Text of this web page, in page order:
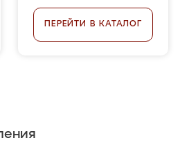
ПЕРЕЙТИ В КАТАЛОГ